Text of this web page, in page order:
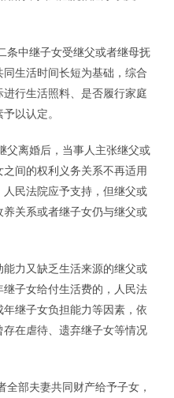
条中继子女受继父或者继母抚
生活时间长短为基础，综合
行生活照料、是否履行家庭
以认定。
父离婚后，当事人主张继父或
间的权利义务关系不再适用
民法院应予支持，但继父或
关系或者继子女仍与继父或
力又缺乏生活来源的继父或
子女给付生活费的，人民法
继子女负担能力等因素，依
在虐待、遗弃继子女等情况
部夫妻共同财产给予子女，